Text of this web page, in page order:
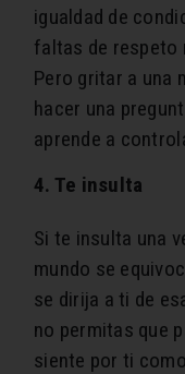
igualdad de
faltas de respeto
Pero gritar a una
hacer una
aprende a
4. Te insulta
Si te insulta una
mundo se
se dirija a ti de
no permitas que
siente por ti